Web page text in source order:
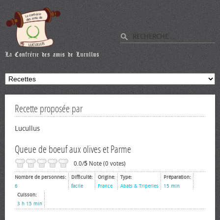
Recette proposée par
Lucullus
Queue de boeuf aux olives et Parme
0.0/5 Note (0 votes)
Nombre de personnes:
6
Difficulté:
facile
Origine:
France
Type:
Abats & Triperies
Préparation:
15 min
Cuisson:
3 h 15 min